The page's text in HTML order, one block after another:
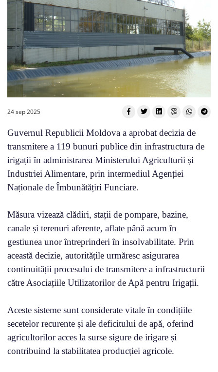
24 sep 2025
Guvernul Republicii Moldova a aprobat decizia de
transmitere a 119 bunuri publice din infrastructura de
irigații în administrarea Ministerului Agriculturii și
Industriei Alimentare, prin intermediul Agenției
Naționale de Îmbunătățiri Funciare.
Măsura vizează clădiri, stații de pompare, bazine,
canale și terenuri aferente, aflate până acum în
gestiunea unor întreprinderi în insolvabilitate. Prin
această decizie, autoritățile urmăresc asigurarea
continuității procesului de transmitere a infrastructurii
către Asociațiile Utilizatorilor de Apă pentru Irigații.
Aceste sisteme sunt considerate vitale în condițiile
secetelor recurente și ale deficitului de apă, oferind
agricultorilor acces la surse sigure de irigare și
contribuind la stabilitatea producției agricole.